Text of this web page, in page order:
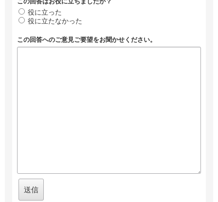
役に立った
役に立たなかった
この回答へのご意見ご要望をお聞かせください。